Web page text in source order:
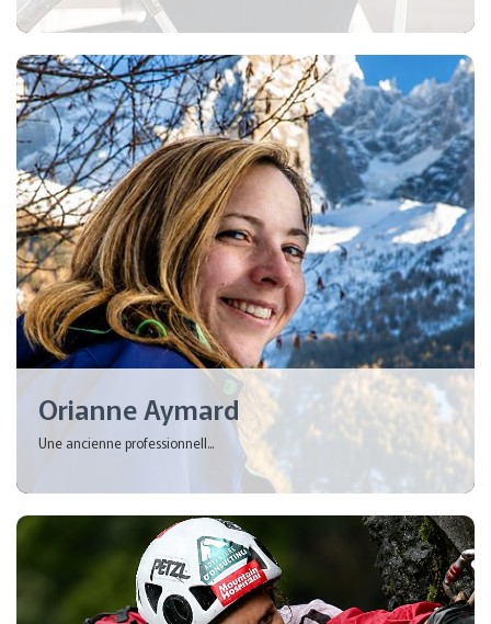
Orianne Aymard
Une ancienne professionnell...